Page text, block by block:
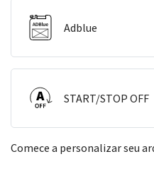
Adblue
START/STOP OFF
Comece a personalizar seu